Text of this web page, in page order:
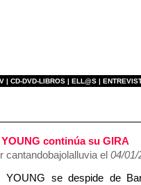
| CD-DVD-LIBROS | ELL@S |
YOUNG continúa su GIRA
cantandobajolalluvia el 04/01/
YOUNG se despide de